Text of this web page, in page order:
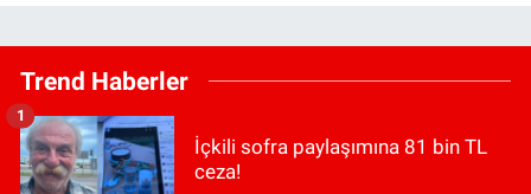
Trend Haberler
İçkili sofra paylaşımına 81 bin TL
ceza!
1